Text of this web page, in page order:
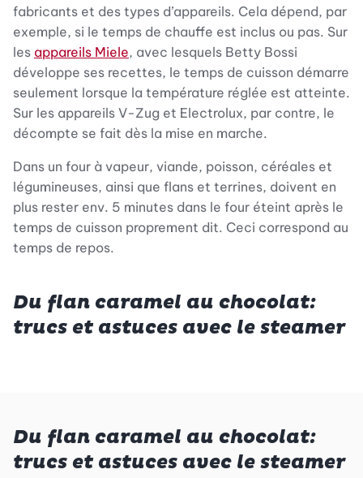
fabricants et des types d’appareils. Cela dépend, par
exemple, si le temps de chauffe est inclus ou pas. Sur
les appareils Miele, avec lesquels Betty Bossi
développe ses recettes, le temps de cuisson démarre
seulement lorsque la température réglée est atteinte.
Sur les appareils V-Zug et Electrolux, par contre, le
décompte se fait dès la mise en marche.
Dans un four à vapeur, viande, poisson, céréales et
légumineuses, ainsi que flans et terrines, doivent en
plus rester env. 5 minutes dans le four éteint après le
temps de cuisson proprement dit. Ceci correspond au
temps de repos.
Du flan caramel au chocolat:
trucs et astuces avec le steamer
Du flan caramel au chocolat:
trucs et astuces avec le steamer